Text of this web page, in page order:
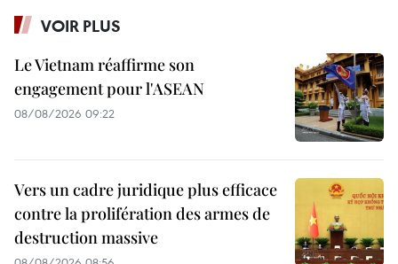
VOIR PLUS
Le Vietnam réaffirme son
engagement pour l'ASEAN
08/08/2026 09:22
Vers un cadre juridique plus efficace
contre la prolifération des armes de
destruction massive